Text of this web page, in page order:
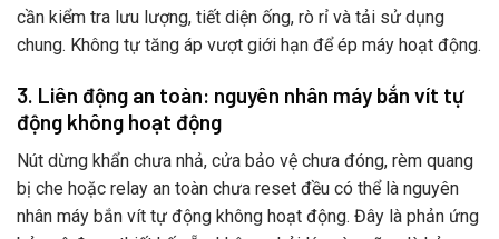
cần kiểm tra lưu lượng, tiết diện ống, rò rỉ và tải sử dụng
chung. Không tự tăng áp vượt giới hạn để ép máy hoạt động.
3. Liên động an toàn: nguyên nhân máy bắn vít tự
động không hoạt động
Nút dừng khẩn chưa nhả, cửa bảo vệ chưa đóng, rèm quang
bị che hoặc relay an toàn chưa reset đều có thể là nguyên
nhân máy bắn vít tự động không hoạt động. Đây là phản ứng